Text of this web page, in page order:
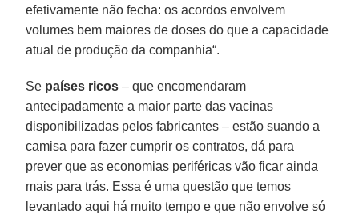
efetivamente não fecha: os acordos envolvem
volumes bem maiores de doses do que a capacidade
atual de produção da companhia“.
Se países ricos – que encomendaram
antecipadamente a maior parte das vacinas
disponibilizadas pelos fabricantes – estão suando a
camisa para fazer cumprir os contratos, dá para
prever que as economias periféricas vão ficar ainda
mais para trás. Essa é uma questão que temos
levantado aqui há muito tempo e que não envolve só